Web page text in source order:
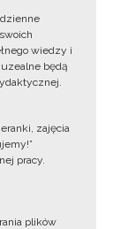
wiedzy i
będą
zajęcia
pracy.
plików